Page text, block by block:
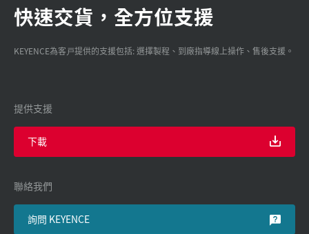
快速交貨，全方位支援
KEYENCE為客戸提供的支援包括: 選擇製程、到廠指導線上操作、售後支援。
提供支援
下載
聯絡我們
詢問 KEYENCE